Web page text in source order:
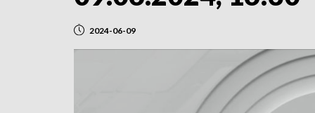
2024-06-09